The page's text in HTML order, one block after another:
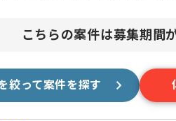
こちらの案件は募集期間
絞って案件を探す